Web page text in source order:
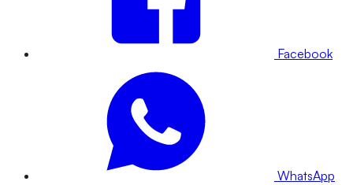
Facebook
WhatsApp